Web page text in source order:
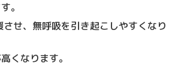
。
せ、無呼吸を引き起こしやすくなり
くなります。